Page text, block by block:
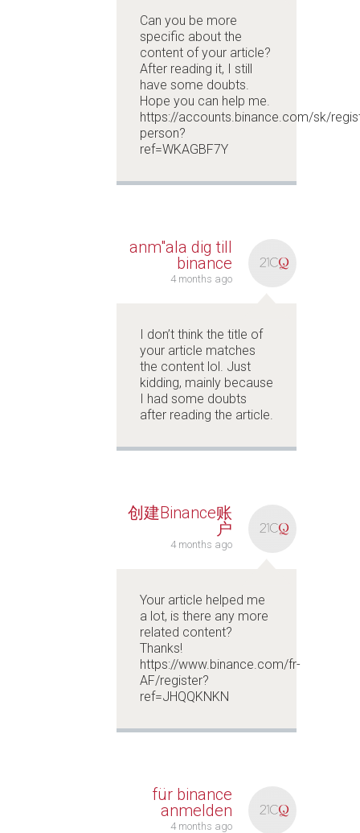
Can you be more
specific about the
content of your article?
After reading it, I still
have some doubts.
Hope you can help me.
https://accounts.binance.com/sk/
person?
ref=WKAGBF7Y
anm"ala dig till
binance
4 months ago
I don’t think the title of
your article matches
the content lol. Just
kidding, mainly because
I had some doubts
after reading the article.
创建Binance账
户
4 months ago
Your article helped me
a lot, is there any more
related content?
Thanks!
https://www.binance.com/fr-
AF/register?
ref=JHQQKNKN
für binance
anmelden
4 months ago